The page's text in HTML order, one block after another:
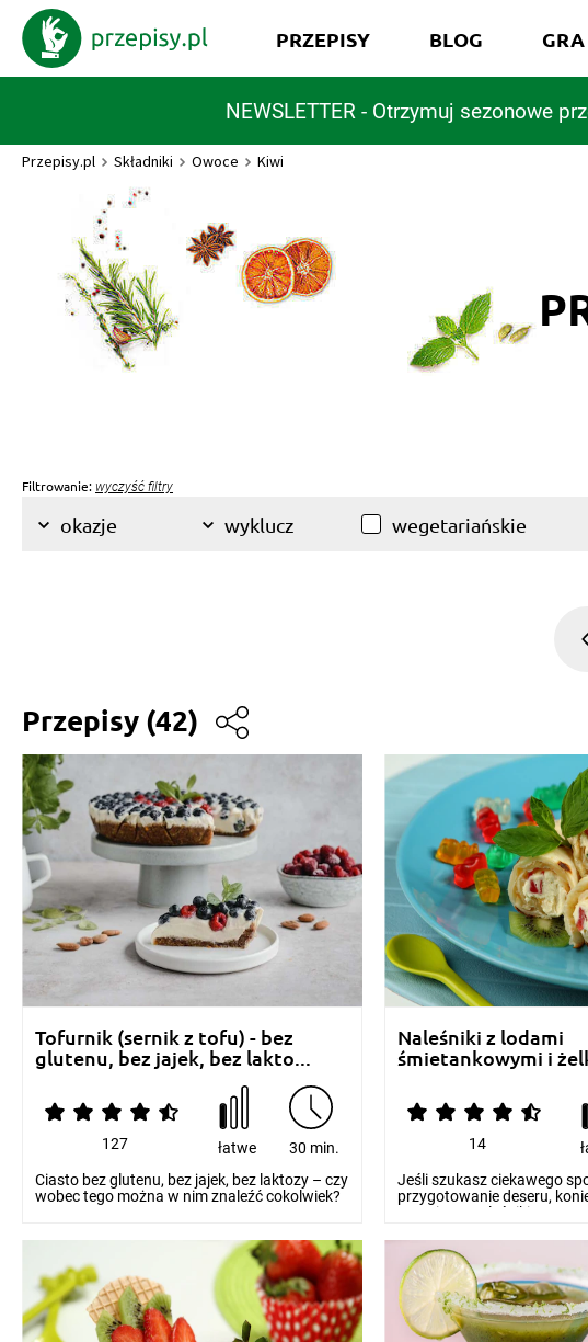
NEWSLETTER - Otrzymuj sezonowe
PRZEPISY BLOG GRA
Przepisy.pl Składniki Owoce Kiwi
Filtrowanie: wyczyść filtry
okazje wyklucz wegetariańskie
Przepisy (42)
Tofurnik (sernik z tofu) - bez
glutenu, bez jajek, bez lakto...
127 łatwe
30 min.
Ciasto bez glutenu, bez jajek, bez laktozy – czy
wobec tego można w nim znaleźć cokolwiek?
Naleśniki z lodami
śmietankowymi i
14
Jeśli szukasz ciekawego
przygotowanie deseru,
przepis na naleśniki...